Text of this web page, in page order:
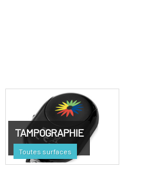
TAMPOGRAPHIE
Toutes surfaces